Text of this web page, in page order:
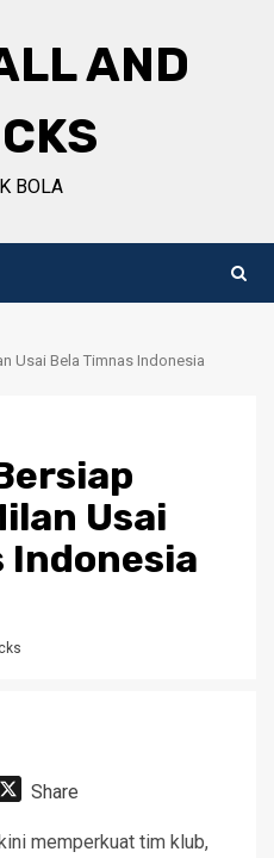
AND
BOLA
Usai Bela Timnas Indonesia
Usai
Indonesia
XShare
memperkuat tim klub,